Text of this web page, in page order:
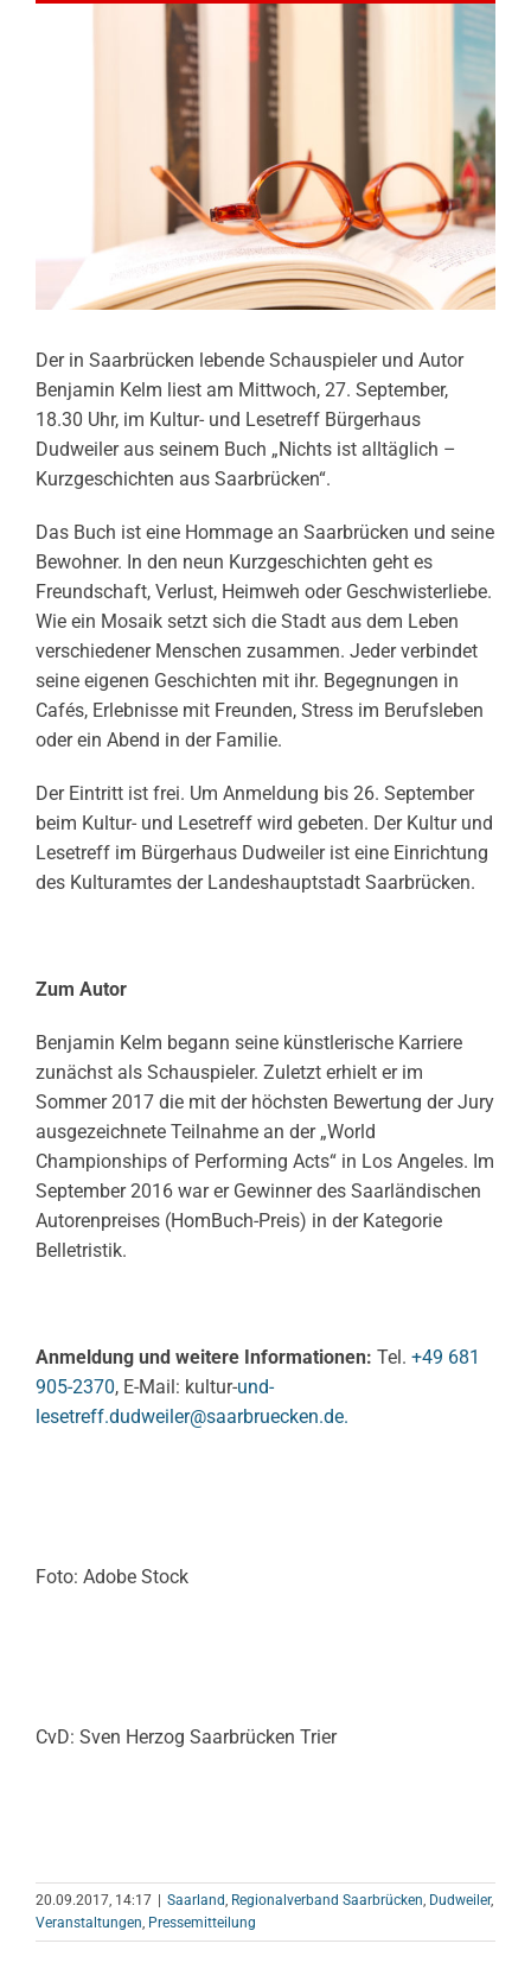
Der in Saarbrücken lebende Schauspieler und Autor
Benjamin Kelm liest am Mittwoch, 27. September,
18.30 Uhr, im Kultur- und Lesetreff Bürgerhaus
Dudweiler aus seinem Buch „Nichts ist alltäglich –
Kurzgeschichten aus Saarbrücken“.
Das Buch ist eine Hommage an Saarbrücken und seine
Bewohner. In den neun Kurzgeschichten geht es
Freundschaft, Verlust, Heimweh oder Geschwisterliebe.
Wie ein Mosaik setzt sich die Stadt aus dem Leben
verschiedener Menschen zusammen. Jeder verbindet
seine eigenen Geschichten mit ihr. Begegnungen in
Cafés, Erlebnisse mit Freunden, Stress im Berufsleben
oder ein Abend in der Familie.
Der Eintritt ist frei. Um Anmeldung bis 26. September
beim Kultur- und Lesetreff wird gebeten. Der Kultur und
Lesetreff im Bürgerhaus Dudweiler ist eine Einrichtung
des Kulturamtes der Landeshauptstadt Saarbrücken.
Zum Autor
Benjamin Kelm begann seine künstlerische Karriere
zunächst als Schauspieler. Zuletzt erhielt er im
Sommer 2017 die mit der höchsten Bewertung der Jury
ausgezeichnete Teilnahme an der „World
Championships of Performing Acts“ in Los Angeles. Im
September 2016 war er Gewinner des Saarländischen
Autorenpreises (HomBuch-Preis) in der Kategorie
Belletristik.
Anmeldung und weitere Informationen: Tel. +49 681
905-2370, E-Mail: kultur-und-
lesetreff.dudweiler@saarbruecken.de.
Foto: Adobe Stock
CvD: Sven Herzog Saarbrücken Trier
20.09.2017, 14:17 Saarland, Regionalverband Saarbrücken, Dudweiler,
Veranstaltungen, Pressemitteilung